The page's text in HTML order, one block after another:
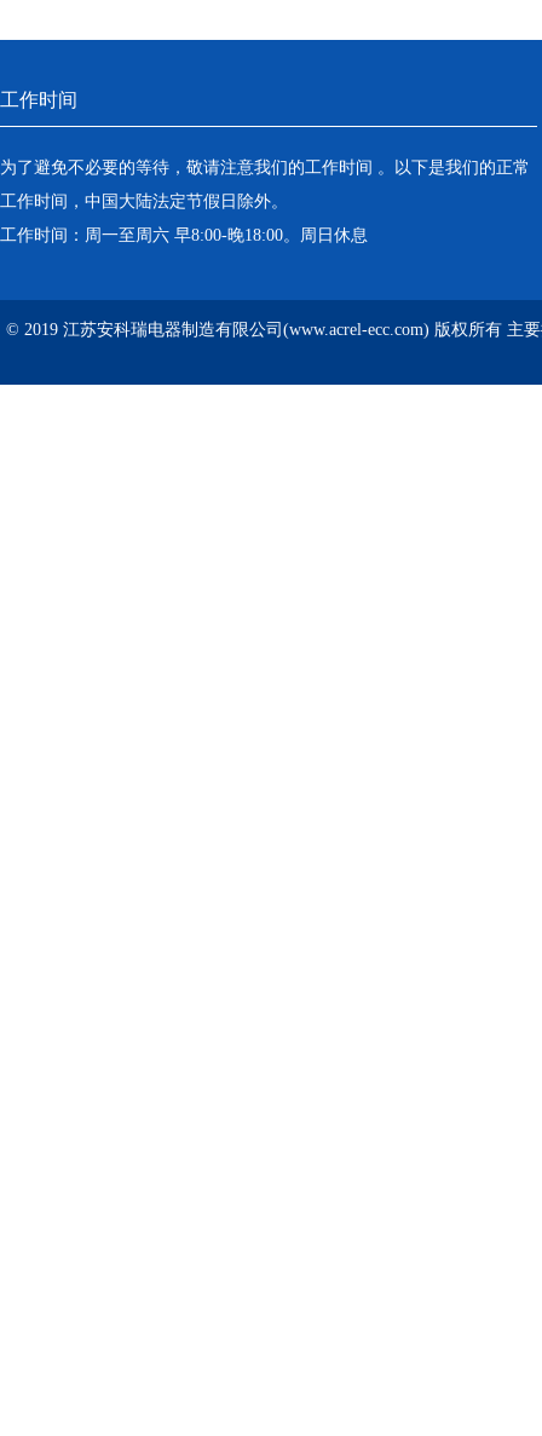
工作时间
为了避免不必要的等待，敬请注意我们的工作时间 。以下是我们的正常
工作时间，中国大陆法定节假日除外。
工作时间：周一至周六 早8:00-晚18:00。周日休息
© 2019 江苏安科瑞电器制造有限公司(www.acrel-ecc.com) 版权所有 主